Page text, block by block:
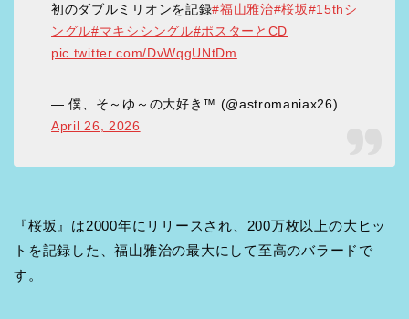
初のダブルミリオンを記録#福山雅治#桜坂#15thシ
ングル#マキシシングル#ポスターとCD
pic.twitter.com/DvWqgUNtDm
— 僕、そ～ゆ～の大好き™ (@astromaniax26)
April 26, 2026
『桜坂』は2000年にリリースされ、200万枚以上の大ヒッ
トを記録した、福山雅治の最大にして至高のバラードで
す。